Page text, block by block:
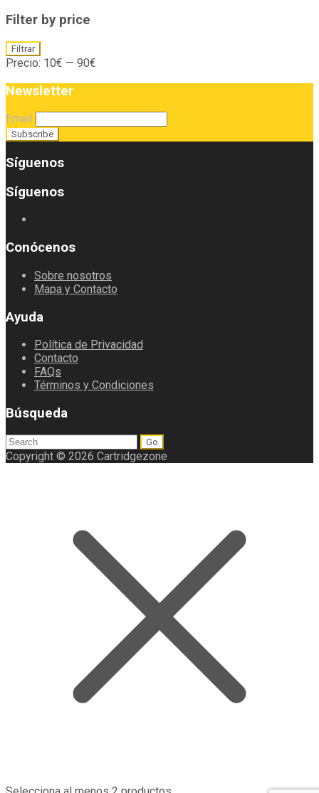
Filter by price
Precio
mínimo
Precio
máximo
Filtrar
Precio: 10€ — 90€
Newsletter
Email
Síguenos
Síguenos
Conócenos
Sobre nosotros
Mapa y Contacto
Ayuda
Política de Privacidad
Contacto
FAQs
Términos y Condiciones
Búsqueda
Search
for:
Copyright © 2026 Cartridgezone